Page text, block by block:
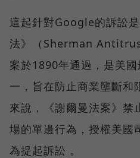
這起針對Google的訴訟
法》（Sherman
案於1890年通過，是美
一，旨在防止商業壟斷和
來說，《謝爾曼法案》禁
場的單邊行為，授權美國
為提起訴訟 。